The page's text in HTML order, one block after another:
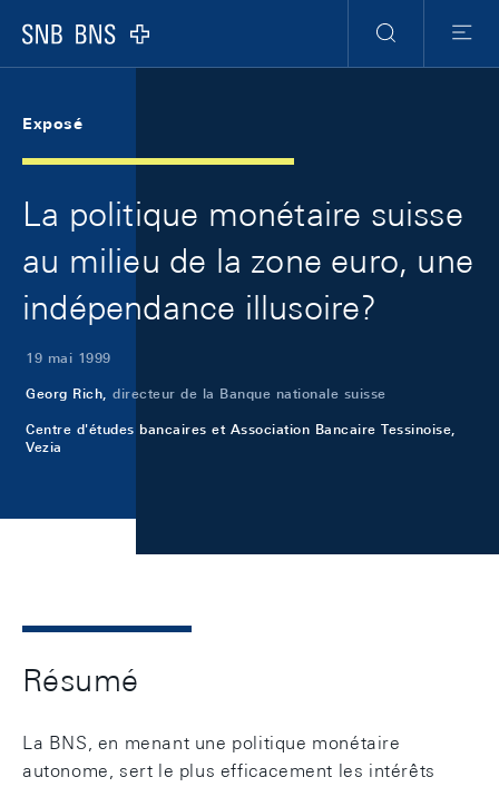
Logo
RechercheMenu
Exposé
La politique monétaire suisse
au milieu de la zone euro, une
indépendance illusoire?
19 mai 1999
Georg Rich, directeur de la Banque nationale suisse
Centre d'études bancaires et Association Bancaire Tessinoise,
Vezia
Résumé
La BNS, en menant une politique monétaire
autonome, sert le plus efficacement les intérêts